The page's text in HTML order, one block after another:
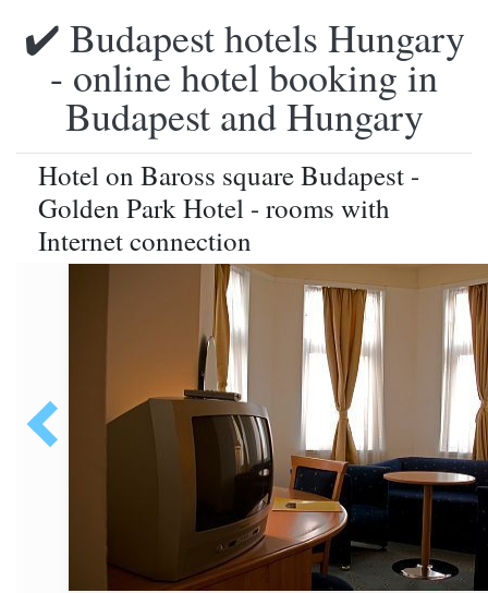
✔️ Budapest hotels Hungary
- online hotel booking in
Budapest and Hungary
Hotel on Baross square Budapest -
Golden Park Hotel - rooms with
Internet connection